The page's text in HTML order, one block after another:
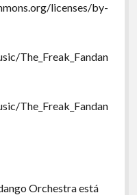
licenses/by-
The_Freak_Fandan
The_Freak_Fandan
Orchestra está